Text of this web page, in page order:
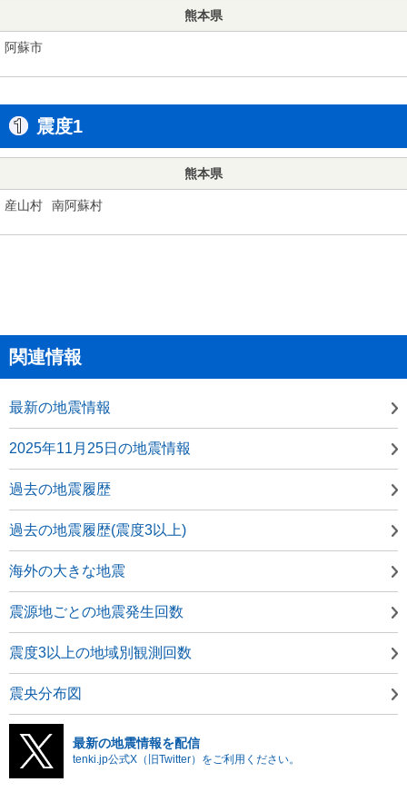
熊本県
阿蘇市
震度1
熊本県
産山村 南阿蘇村
関連情報
最新の地震情報
2025年11月25日の地震情報
過去の地震履歴
過去の地震履歴(震度3以上)
海外の大きな地震
震源地ごとの地震発生回数
震度3以上の地域別観測回数
震央分布図
最新の地震情報を配信
tenki.jp公式X（旧Twitter）をご利用ください。